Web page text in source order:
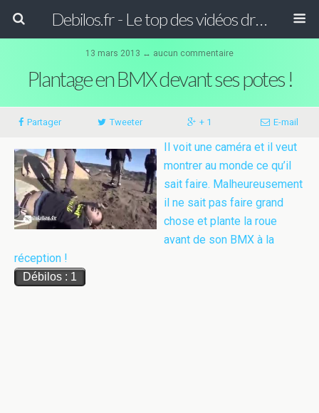
Debilos.fr - Le top des vidéos drôles du WEB !
13 mars 2013 ↔ aucun commentaire
Plantage en BMX devant ses potes !
Partager Tweeter + 1 E-mail
Il voit une caméra et il veut
montrer au monde ce qu’il
sait faire. Malheureusement
il ne sait pas faire grand
chose et plante la roue
avant de son BMX à la
réception !